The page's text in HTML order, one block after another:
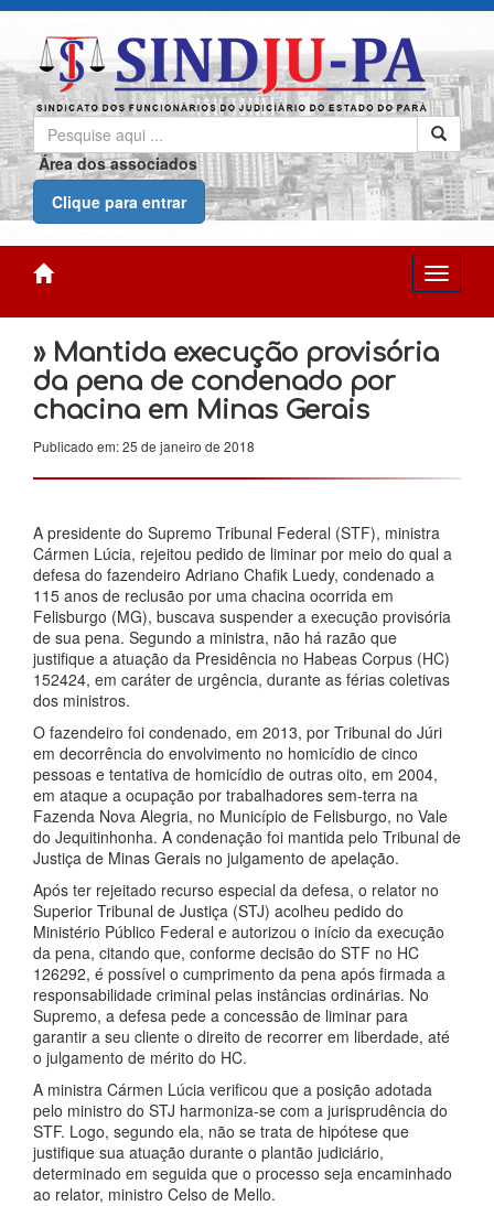
Área dos associados
Clique para entrar
» Mantida execução provisória
da pena de condenado por
chacina em Minas Gerais
Publicado em: 25 de janeiro de 2018
A presidente do Supremo Tribunal Federal (STF), ministra
Cármen Lúcia, rejeitou pedido de liminar por meio do qual a
defesa do fazendeiro Adriano Chafik Luedy, condenado a
115 anos de reclusão por uma chacina ocorrida em
Felisburgo (MG), buscava suspender a execução provisória
de sua pena. Segundo a ministra, não há razão que
justifique a atuação da Presidência no Habeas Corpus (HC)
152424, em caráter de urgência, durante as férias coletivas
dos ministros.
O fazendeiro foi condenado, em 2013, por Tribunal do Júri
em decorrência do envolvimento no homicídio de cinco
pessoas e tentativa de homicídio de outras oito, em 2004,
em ataque a ocupação por trabalhadores sem-terra na
Fazenda Nova Alegria, no Município de Felisburgo, no Vale
do Jequitinhonha. A condenação foi mantida pelo Tribunal de
Justiça de Minas Gerais no julgamento de apelação.
Após ter rejeitado recurso especial da defesa, o relator no
Superior Tribunal de Justiça (STJ) acolheu pedido do
Ministério Público Federal e autorizou o início da execução
da pena, citando que, conforme decisão do STF no HC
126292, é possível o cumprimento da pena após firmada a
responsabilidade criminal pelas instâncias ordinárias. No
Supremo, a defesa pede a concessão de liminar para
garantir a seu cliente o direito de recorrer em liberdade, até
o julgamento de mérito do HC.
A ministra Cármen Lúcia verificou que a posição adotada
pelo ministro do STJ harmoniza-se com a jurisprudência do
STF. Logo, segundo ela, não se trata de hipótese que
justifique sua atuação durante o plantão judiciário,
determinado em seguida que o processo seja encaminhado
ao relator, ministro Celso de Mello.